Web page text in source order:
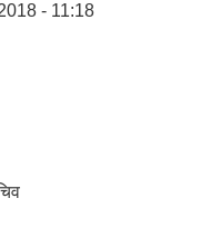
- 11:18